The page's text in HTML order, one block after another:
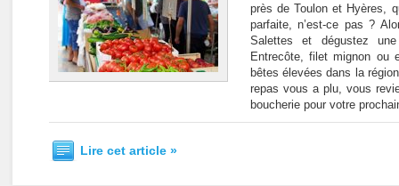
près de Toulon et Hyères,
parfaite, n’est-ce pas ?
Salettes et dégustez
Entrecôte, filet mignon
bêtes élevées dans la
repas vous a plu, vous
boucherie pour votre
Lire cet article »